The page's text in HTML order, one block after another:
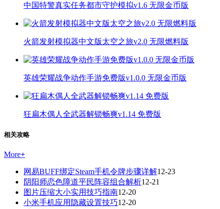
中国特警真实任务都市守护模拟v1.6 无限金币版
火箭发射模拟器中文版太空之旅v2.0 无限燃料版
英雄荣耀战争动作手游免费版v1.0.0 无限金币版
狂扁木偶人全武器解锁畅爽v1.14 免费版
相关攻略
More+
网易BUFF绑定Steam手机令牌步骤详解12-23
阴阳师恋色障道平民阵容组合解析12-21
图片压缩大小实用技巧指南12-20
小米手机应用隐藏设置技巧12-20